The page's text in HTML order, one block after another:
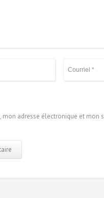
mon adresse électronique et